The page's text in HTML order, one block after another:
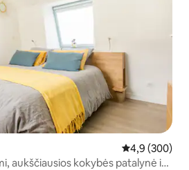
Vidutinis
4,9 (300)
aukščiausios kokybės patalynė ir